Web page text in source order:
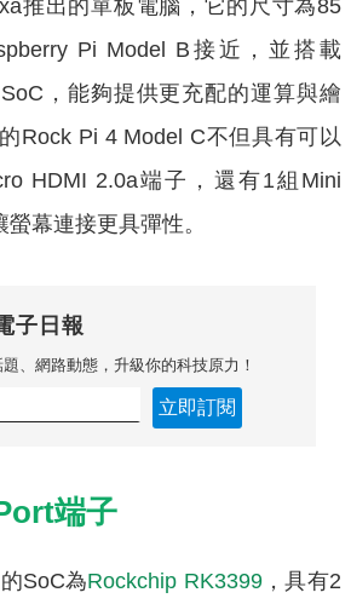
推出的單板電腦，它的尺寸為85
Pi Model B接近，並搭載
，能夠提供更充配的運算與繪
Rock Pi 4 Model C不但具有可以
HDMI 2.0a端子，還有1組Mini
幕連接更具彈性。
子日報
、網路動態，升級你的科技原力！
立即訂閱
端子
SoC為Rockchip RK3399，具有2